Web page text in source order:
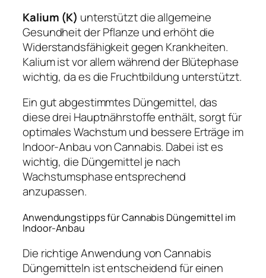
Kalium (K) unterstützt die allgemeine
Gesundheit der Pflanze und erhöht die
Widerstandsfähigkeit gegen Krankheiten.
Kalium ist vor allem während der Blütephase
wichtig, da es die Fruchtbildung unterstützt.
Ein gut abgestimmtes Düngemittel, das
diese drei Hauptnährstoffe enthält, sorgt für
optimales Wachstum und bessere Erträge im
Indoor-Anbau von Cannabis. Dabei ist es
wichtig, die Düngemittel je nach
Wachstumsphase entsprechend
anzupassen.
Anwendungstipps für Cannabis Düngemittel im
Indoor-Anbau
Die richtige Anwendung von Cannabis
Düngemitteln ist entscheidend für einen